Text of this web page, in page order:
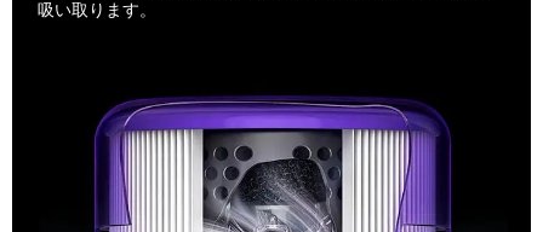
吸い取ります。